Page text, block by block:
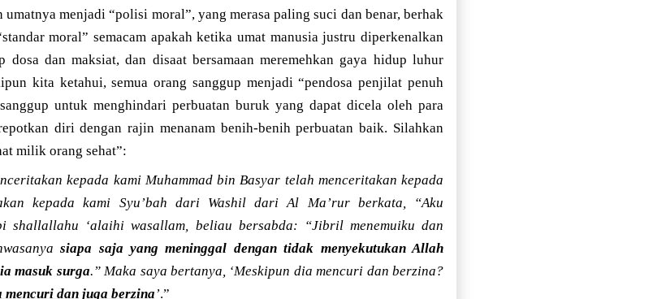
umatnya menjadi “polisi moral”, yang merasa paling suci dan benar, berhak
moral” semacam apakah ketika umat manusia justru diperkenalkan
dosa dan maksiat, dan disaat bersamaan meremehkan gaya hidup luhur
kita ketahui, semua orang sanggup menjadi “pendosa penjilat penuh
untuk menghindari perbuatan buruk yang dapat dicela oleh para
diri dengan rajin menanam benih-benih perbuatan baik. Silahkan
milik orang sehat”:
kepada kami Muhammad bin Basyar telah menceritakan kepada
kepada kami Syu’bah dari Washil dari Al Ma’rur berkata, “Aku
shallallahu ‘alaihi wasallam, beliau bersabda: “Jibril menemuiku dan
siapa saja yang meninggal dengan tidak menyekutukan Allah
masuk surga.” Maka saya bertanya, ‘Meskipun dia mencuri dan berzina?
mencuri dan juga berzina’.”